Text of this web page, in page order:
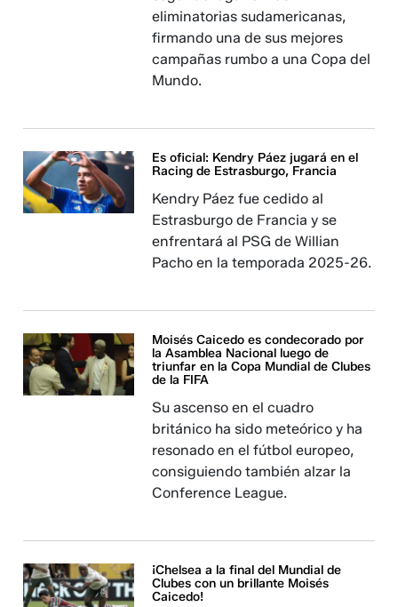
eliminatorias sudamericanas,
firmando una de sus mejores
campañas rumbo a una Copa del
Mundo.
Es oficial: Kendry Páez jugará en el
Racing de Estrasburgo, Francia
Kendry Páez fue cedido al
Estrasburgo de Francia y se
enfrentará al PSG de Willian
Pacho en la temporada 2025-26.
Moisés Caicedo es condecorado por
la Asamblea Nacional luego de
triunfar en la Copa Mundial de Clubes
de la FIFA
Su ascenso en el cuadro
británico ha sido meteórico y ha
resonado en el fútbol europeo,
consiguiendo también alzar la
Conference League.
¡Chelsea a la final del Mundial de
Clubes con un brillante Moisés
Caicedo!